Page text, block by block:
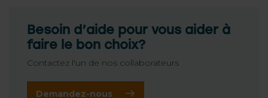
Besoin d’aide pour vous aider à
faire le bon choix?
Contactez l'un de nos collaborateurs
Demandez-nous